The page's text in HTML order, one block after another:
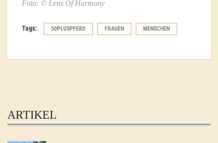
Foto: © Lens Of Harmony
Tags: 50PLUSPFERD FRAUEN MENSCHEN
ARTIKEL